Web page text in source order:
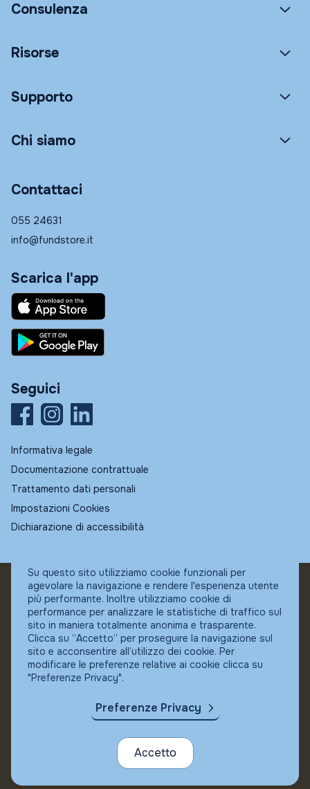
Consulenza
Risorse
Supporto
Chi siamo
Contattaci
055 24631
info@fundstore.it
Scarica l'app
Seguici
Informativa legale
Documentazione contrattuale
Trattamento dati personali
Impostazioni Cookies
Dichiarazione di accessibilità
© Fundstore
Collocatore autorizzato:
Banca Ifigest SpA
P.Iva: 04337180485
Su questo sito utilizziamo cookie funzionali per
agevolare la navigazione e rendere l'esperienza utente
più performante. Inoltre utilizziamo cookie di
performance per analizzare le statistiche di traffico sul
sito in maniera totalmente anonima e trasparente.
Clicca su “Accetto” per proseguire la navigazione sul
sito e acconsentire all’utilizzo dei cookie. Per
modificare le preferenze relative ai cookie clicca su
"Preferenze Privacy".
Preferenze Privacy
Accetto